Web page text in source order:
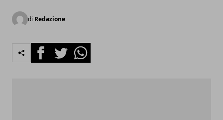
di Redazione
FacebookTwitterWhatsapp